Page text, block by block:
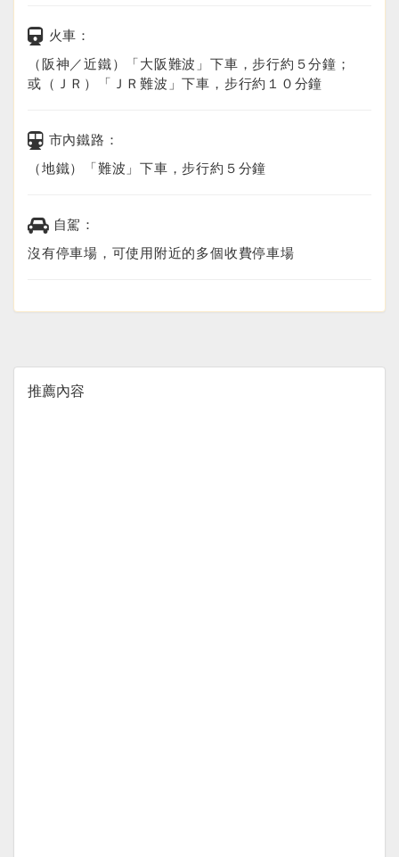
火車：
（阪神／近鐵）「大阪難波」下車，步行約５分鐘；
或（ＪＲ）「ＪＲ難波」下車，步行約１０分鐘
市內鐵路：
（地鐵）「難波」下車，步行約５分鐘
自駕：
沒有停車場，可使用附近的多個收費停車場
推薦內容